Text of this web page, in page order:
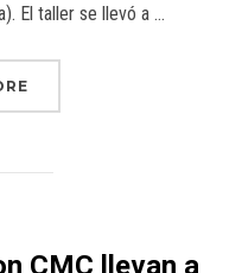
El taller se llevó a …
CMC llevan a